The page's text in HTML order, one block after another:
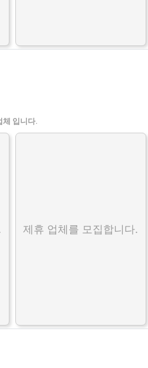
체 입니다.
제휴 업체를 모집합니다.